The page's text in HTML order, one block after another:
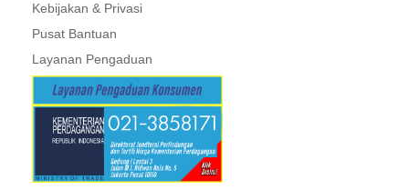
Kebijakan & Privasi
Pusat Bantuan
Layanan Pengaduan